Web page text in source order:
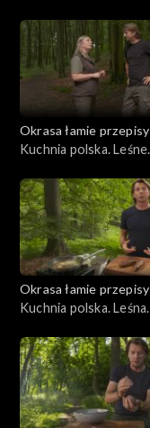
Okrasa łamie przepisy
Kuchnia polska. Leśne
Okrasa łamie przepisy
Kuchnia polska. Leśna